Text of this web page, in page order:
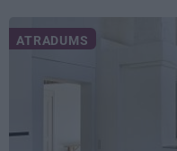
ATRADUMS